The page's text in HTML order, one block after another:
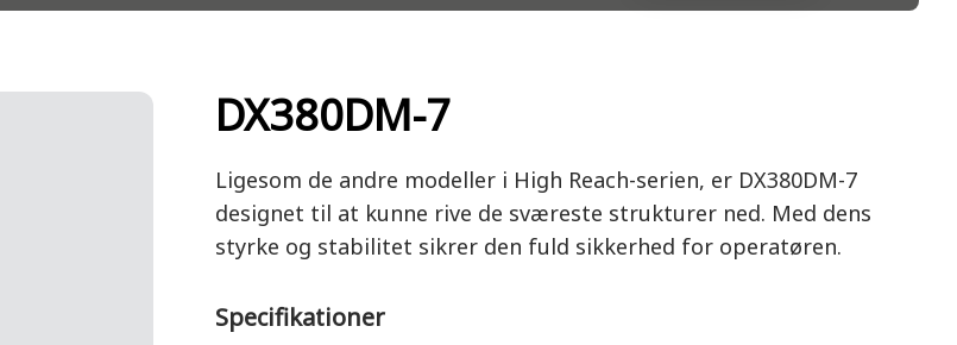
DX380DM-7
Ligesom de andre modeller i High Reach-serien, er DX380DM-7
designet til at kunne rive de sværeste strukturer ned. Med dens
styrke og stabilitet sikrer den fuld sikkerhed for operatøren.
Specifikationer